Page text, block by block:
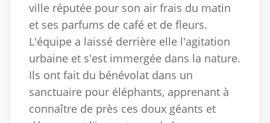
ville réputée pour son air frais du matin
et ses parfums de café et de fleurs.
L'équipe a laissé derrière elle l'agitation
urbaine et s'est immergée dans la nature.
Ils ont fait du bénévolat dans un
sanctuaire pour éléphants, apprenant à
connaître de près ces doux géants et